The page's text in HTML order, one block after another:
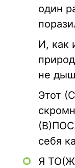
один
И, как
не
Этот
себя
Я